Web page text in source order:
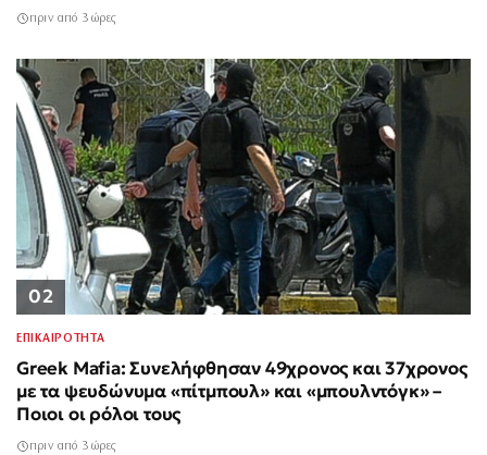
πριν από 3 ώρες
02
ΕΠΙΚΑΙΡΟΤΗΤΑ
Greek Mafia: Συνελήφθησαν 49χρονος και 37χρονος
με τα ψευδώνυμα «πίτμπουλ» και «μπουλντόγκ» –
Ποιοι οι ρόλοι τους
πριν από 3 ώρες